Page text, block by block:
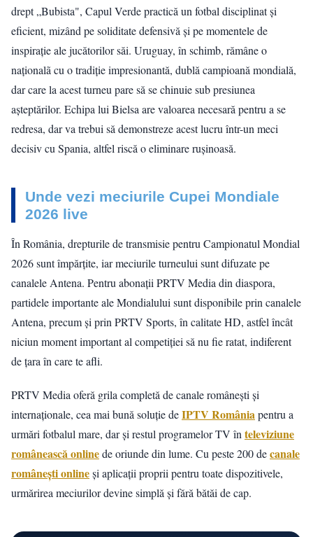
drept „Bubista", Capul Verde practică un fotbal disciplinat și
eficient, mizând pe soliditate defensivă și pe momentele de
inspirație ale jucătorilor săi. Uruguay, în schimb, rămâne o
naționalã cu o tradiție impresionantă, dublă campioană mondială,
dar care la acest turneu pare să se chinuie sub presiunea
așteptărilor. Echipa lui Bielsa are valoarea necesară pentru a se
redresa, dar va trebui să demonstreze acest lucru într-un meci
decisiv cu Spania, altfel riscă o eliminare rușinoasă.
Unde vezi meciurile Cupei Mondiale
2026 live
În România, drepturile de transmisie pentru Campionatul Mondial
2026 sunt împărțite, iar meciurile turneului sunt difuzate pe
canalele Antena. Pentru abonații PRTV Media din diaspora,
partidele importante ale Mondialului sunt disponibile prin canalele
Antena, precum și prin PRTV Sports, în calitate HD, astfel încât
niciun moment important al competiției să nu fie ratat, indiferent
de țara în care te afli.
PRTV Media oferă grila completă de canale românești și
internaționale, cea mai bună soluție deIPTV Româniapentru a
urmări fotbalul mare, dar și restul programelor TV în televiziune
românească onlinede oriunde din lume. Cu peste 200 decanale
românești onlineși aplicații proprii pentru toate dispozitivele,
urmărirea meciurilor devine simplă și fără bătăi de cap.